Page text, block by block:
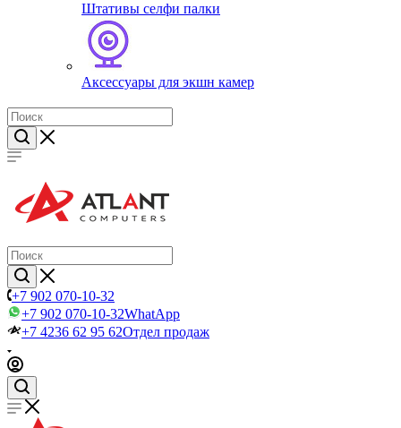
Штативы селфи палки
Аксессуары для экшн камер
+7 902 070-10-32
+7 902 070-10-32WhatApp
+7 4236 62 95 62Отдел продаж